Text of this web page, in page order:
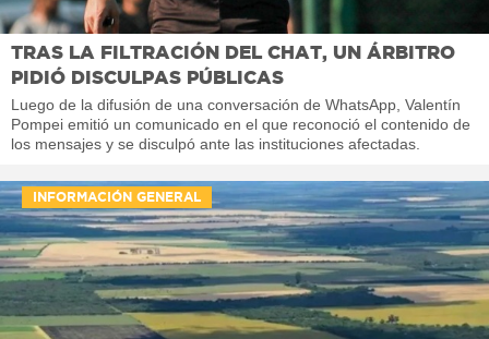
TRAS LA FILTRACIÓN DEL CHAT, UN ÁRBITRO
PIDIÓ DISCULPAS PÚBLICAS
Luego de la difusión de una conversación de WhatsApp, Valentín
Pompei emitió un comunicado en el que reconoció el contenido de
los mensajes y se disculpó ante las instituciones afectadas.
INFORMACIÓN GENERAL